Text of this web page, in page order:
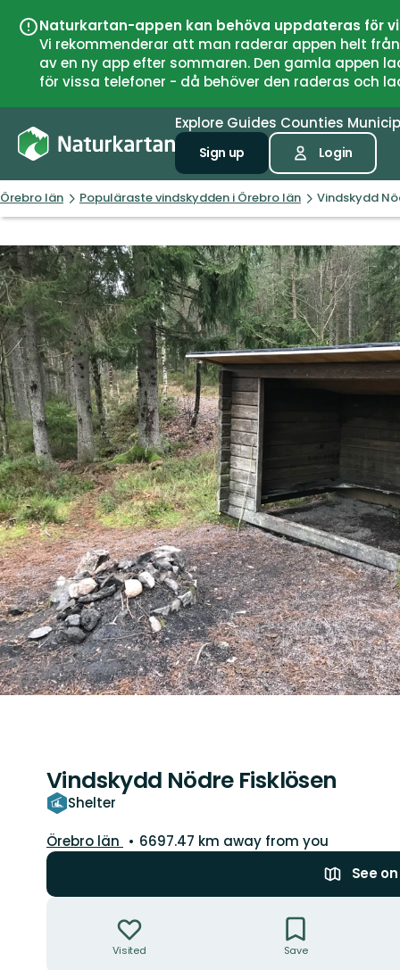
Naturkartan-appen kan behöva uppdateras för
Vi rekommenderar att man raderar appen helt
av en ny app efter sommaren. Den gamla
för vissa telefoner - då behöver den raderas och
Explore Guides Counties
Sign up Login
Örebro län Populäraste vindskydden i Örebro län Vindskydd
Vindskydd Nödre Fisklösen
Shelter
County:
Örebro län
6697.47 km away from you
See
Visited Save